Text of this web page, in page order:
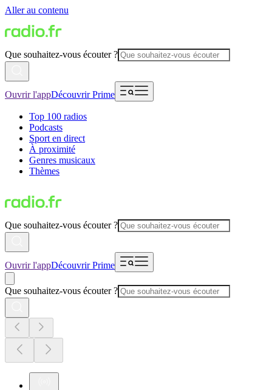
Aller au contenu
Que souhaitez-vous écouter ?
Ouvrir l'appDécouvrir Prime
Top 100 radios
Podcasts
Sport en direct
À proximité
Genres musicaux
Thèmes
Que souhaitez-vous écouter ?
Ouvrir l'appDécouvrir Prime
Que souhaitez-vous écouter ?